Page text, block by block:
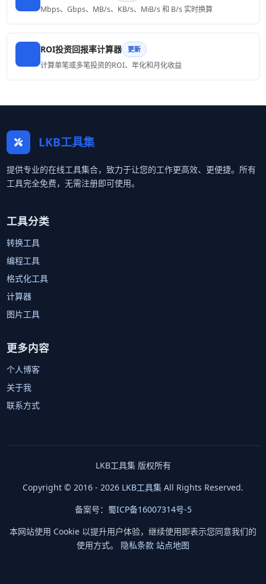
Mbps、Gbps、MB/s、KB/s、MiB/s 和 B/s 实时换算
ROI投资回报率计算器 更新
计算单笔或多笔投资的ROI、年化和月化收益
LKB工具集
提供专业的在线工具集合，致力于让您的工作更高效、更便捷。所有
工具完全免费，无需注册即可使用。
工具分类
转换工具
编程工具
格式化工具
计算器
图片工具
更多内容
个人博客
关于我
联系方式
LKB工具集 版权所有
Copyright © 2016 - 2026 LKB工具集 All Rights Reserved.
备案号： 蜀ICP备16007314号-5
本网站使用 Cookie 以提升用户体验，继续使用即表示您同意我们的
使用方式。 隐私条款 站点地图